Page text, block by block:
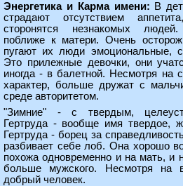
Энергетика и Карма имени: В
страдают отсутствием
сторонятся незнакомых
поближе к матери. Очень
пугают их люди эмоциональные,
Это прилежные девочки, они
иногда - в балетной. Несмотря на
характер, больше дружат с
среде авторитетом.
"Зимние" - с твердым,
Гертруда - вообще имя твердое,
Гертруда - борец за
разбивает себе лоб. Она хорошо
похожа одновременно и на мать, и
больше мужского. Несмотря на
добрый человек.